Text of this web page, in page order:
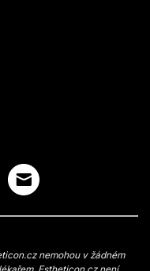
nemohou v žádném